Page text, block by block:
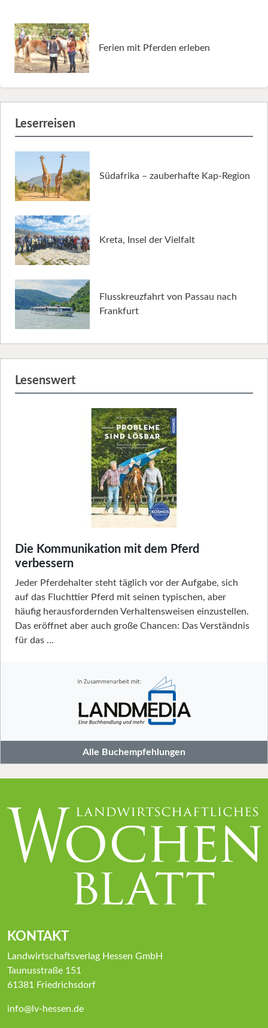
Ferien mit Pferden erleben
Leserreisen
Südafrika – zauberhafte Kap-Region
Kreta, Insel der Vielfalt
Flusskreuzfahrt von Passau nach
Frankfurt
Lesenswert
Die Kommunikation mit dem Pferd
verbessern
Jeder Pferdehalter steht täglich vor der Aufgabe, sich
auf das Fluchttier Pferd mit seinen typischen, aber
häufig herausfordernden Verhaltensweisen einzustellen.
Das eröffnet aber auch große Chancen: Das Verständnis
für das …
Alle Buchempfehlungen
KONTAKT
Landwirtschaftsverlag Hessen GmbH
Taunusstraße 151
61381 Friedrichsdorf
info@lv-hessen.de